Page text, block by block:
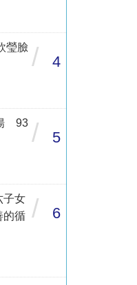
瑩臉 / 4
93 / 5
子女
的循 / 6